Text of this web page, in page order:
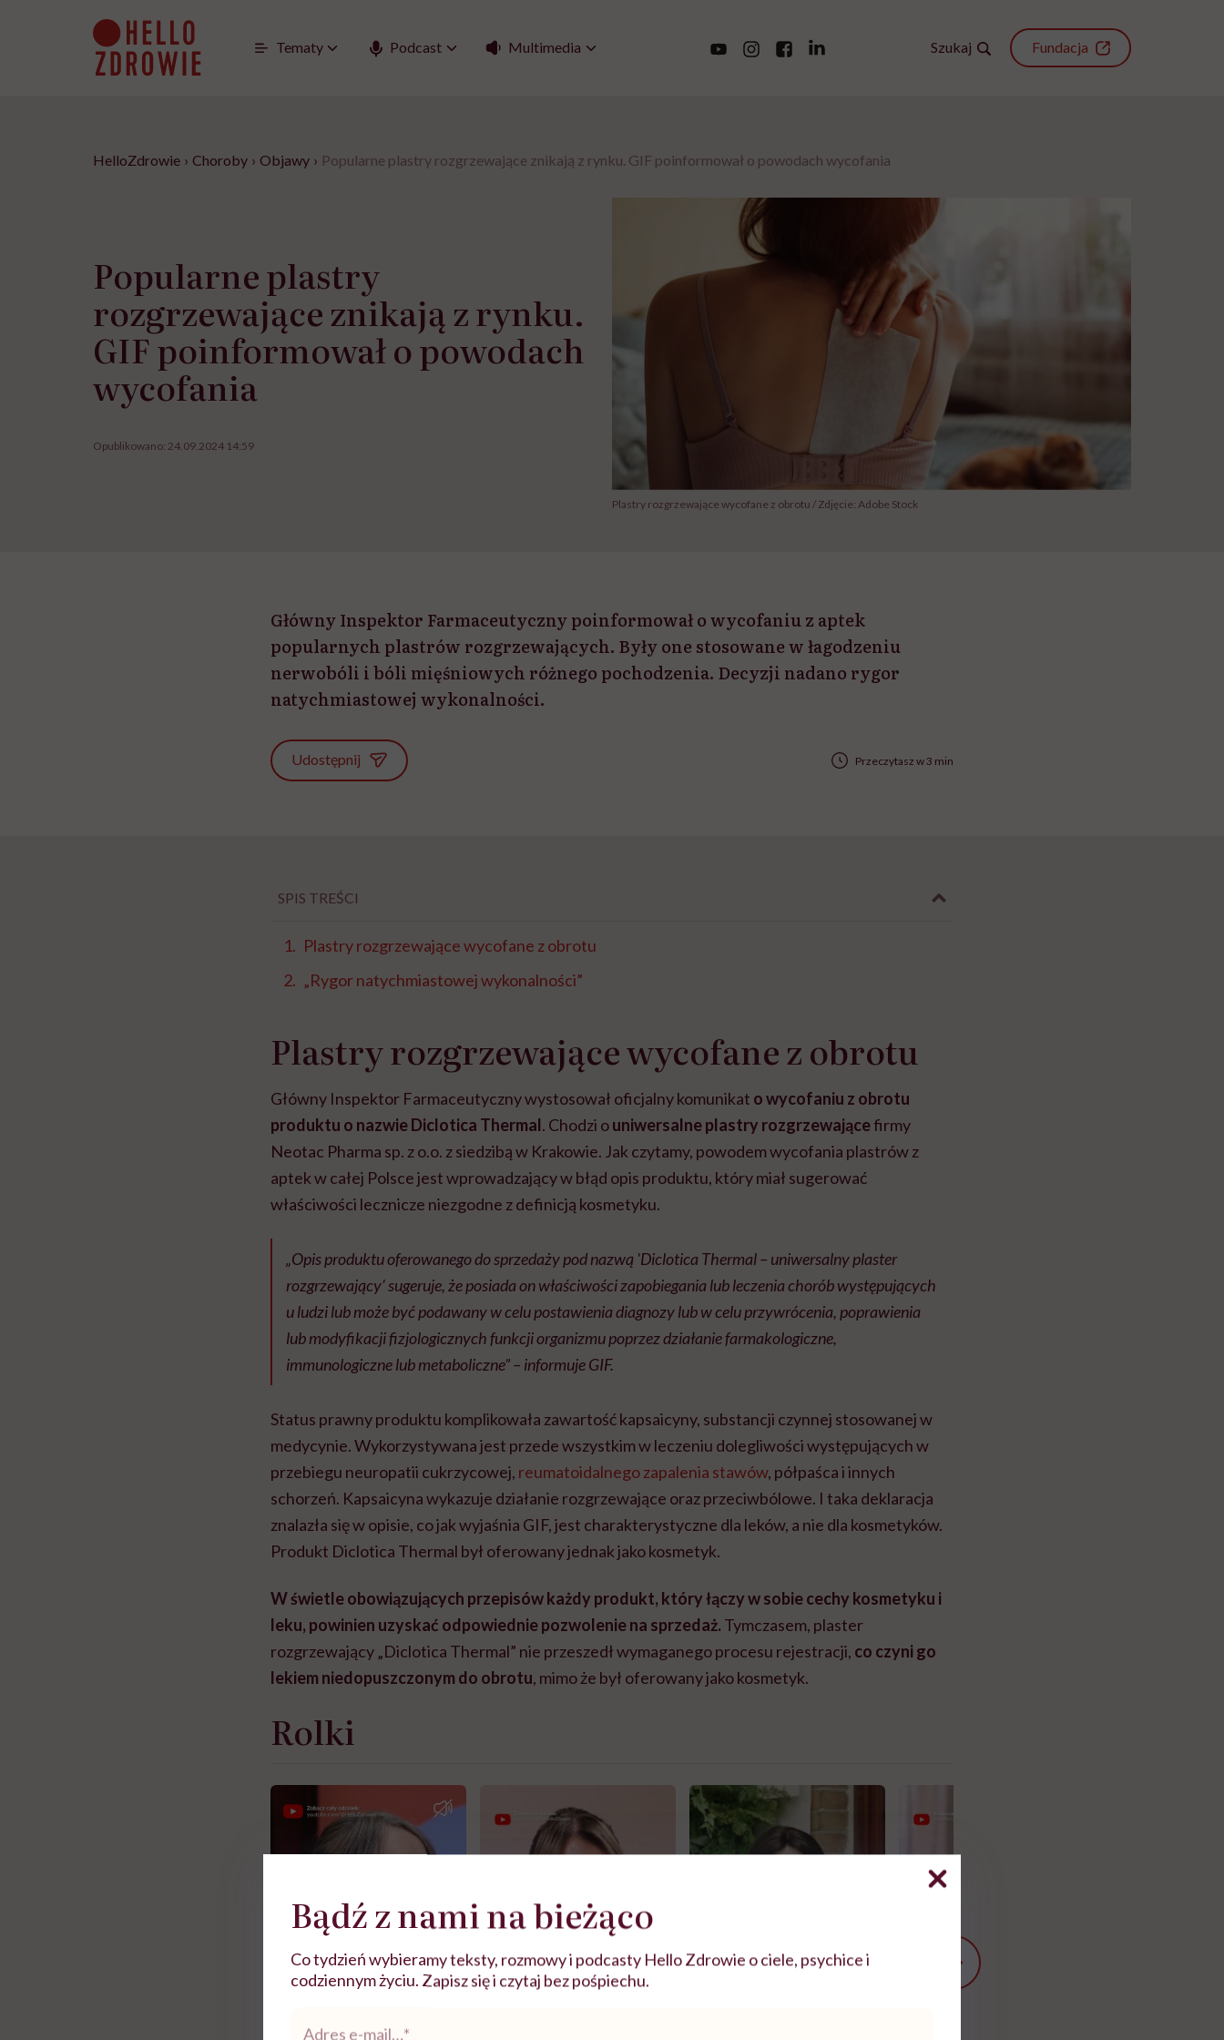
Tematy Podcast Multimedia Szukaj Fundacja
HelloZdrowie › Choroby › Objawy › Popularne plastry rozgrzewające znikają z rynku. GIF poinformował o powodach wycofania
Popularne plastry
rozgrzewające znikają z rynku.
GIF poinformował o powodach
wycofania
Opublikowano: 24.09.2024 14:59
Plastry rozgrzewające wycofane z obrotu / Zdjęcie: Adobe Stock
Główny Inspektor Farmaceutyczny poinformował o wycofaniu z aptek
popularnych plastrów rozgrzewających. Były one stosowane w łagodzeniu
nerwobóli i bóli mięśniowych różnego pochodzenia. Decyzji nadano rygor
natychmiastowej wykonalności.
Udostępnij Przeczytasz w 3 min
SPIS TREŚCI
Plastry rozgrzewające wycofane z obrotu
„Rygor natychmiastowej wykonalności”
Plastry rozgrzewające wycofane z obrotu
Główny Inspektor Farmaceutyczny wystosował oficjalny komunikat o wycofaniu z obrotu
produktu o nazwie Diclotica Thermal. Chodzi ouniwersalne plastry rozgrzewającefirmy
Neotac Pharma sp. z o.o. z siedzibą w Krakowie. Jak czytamy, powodem wycofania plastrów z
aptek w całej Polsce jest wprowadzający w błąd opis produktu, który miał sugerować
właściwości lecznicze niezgodne z definicją kosmetyku.
„Opis produktu oferowanego do sprzedaży pod nazwą 'Diclotica Thermal – uniwersalny plaster
rozgrzewający’ sugeruje, że posiada on właściwości zapobiegania lub leczenia chorób występujących
u ludzi lub może być podawany w celu postawienia diagnozy lub w celu przywrócenia, poprawienia
lub modyfikacji fizjologicznych funkcji organizmu poprzez działanie farmakologiczne,
immunologiczne lub metaboliczne” – informuje GIF.
Status prawny produktu komplikowała zawartość kapsaicyny, substancji czynnej stosowanej w
medycynie. Wykorzystywana jest przede wszystkim w leczeniu dolegliwości występujących w
przebiegu neuropatii cukrzycowej, reumatoidalnego zapalenia stawów, półpaśca i innych
schorzeń. Kapsaicyna wykazuje działanie rozgrzewające oraz przeciwbólowe. I taka deklaracja
znalazła się w opisie, co jak wyjaśnia GIF, jest charakterystyczne dla leków, a nie dla kosmetyków.
Produkt Diclotica Thermal był oferowany jednak jako kosmetyk.
W świetle obowiązujących przepisów każdy produkt, który łączy w sobie cechy kosmetyku i
leku, powinien uzyskać odpowiednie pozwolenie na sprzedaż. Tymczasem, plaster
rozgrzewający „Diclotica Thermal” nie przeszedł wymaganego procesu rejestracji, co czyni go
lekiem niedopuszczonym do obrotu, mimo że był oferowany jako kosmetyk.
Rolki
Bądź z nami na bieżąco
Co tydzień wybieramy teksty, rozmowy i podcasty Hello Zdrowie o ciele, psychice i
codziennym życiu. Zapisz się i czytaj bez pośpiechu.